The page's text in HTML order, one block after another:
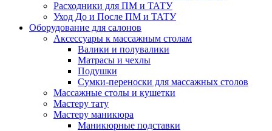
Расходники для ПМ и ТАТУ
Уход До и После ПМ и ТАТУ
Оборудование для салонов
Аксессуары к массажным столам
Валики и полувалики
Матрасы и чехлы
Подушки
Сумки-переноски для массажных столов
Массажные столы и кушетки
Мастеру тату
Мастеру маникюра
Маникюрные подставки